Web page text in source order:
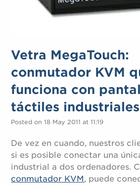
Vetra MegaTouch:
conmutador KVM
funciona con
táctiles industriales
Posted on 18 May 2011 at 11:19
De vez en cuando, nuestros
si es posible conectar una
industrial a dos ordenadores.
conmutador KVM, puede